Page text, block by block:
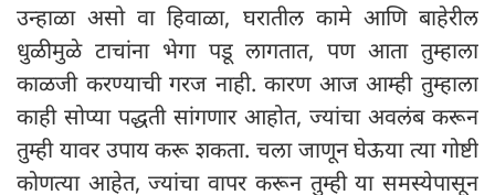
उन्हाळा असो वा हिवाळा, घरातील कामे आणि बाहेरील
धुळीमुळे टाचांना भेगा पडू लागतात, पण आता तुम्हाला
काळजी करण्याची गरज नाही. कारण आज आम्ही तुम्हाला
काही सोप्या पद्धती सांगणार आहोत, ज्यांचा अवलंब करून
तुम्ही यावर उपाय करू शकता. चला जाणून घेऊया त्या गोष्टी
कोणत्या आहेत, ज्यांचा वापर करून तुम्ही या समस्येपासून